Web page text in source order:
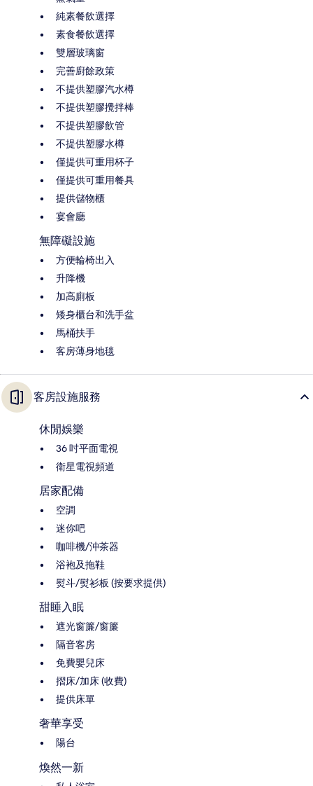
純素餐飲選擇
素食餐飲選擇
雙層玻璃窗
完善廚餘政策
不提供塑膠汽水樽
不提供塑膠攪拌棒
不提供塑膠飲管
不提供塑膠水樽
僅提供可重用杯子
僅提供可重用餐具
提供儲物櫃
宴會廳
無障礙設施
方便輪椅出入
升降機
加高廁板
矮身櫃台和洗手盆
馬桶扶手
客房薄身地毯
客房設施服務
休閒娛樂
36 吋平面電視
衛星電視頻道
居家配備
空調
迷你吧
咖啡機/沖茶器
浴袍及拖鞋
熨斗/熨衫板 (按要求提供)
甜睡入眠
遮光窗簾/窗簾
隔音客房
免費嬰兒床
摺床/加床 (收費)
提供床單
奢華享受
陽台
煥然一新